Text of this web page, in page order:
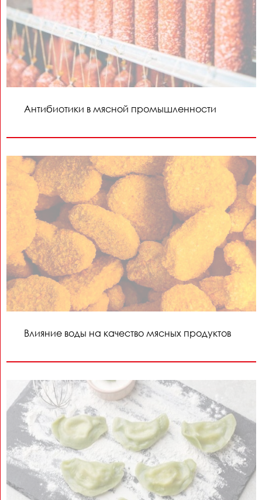
Антибиотики в мясной промышленности
Влияние воды на качество мясных продуктов